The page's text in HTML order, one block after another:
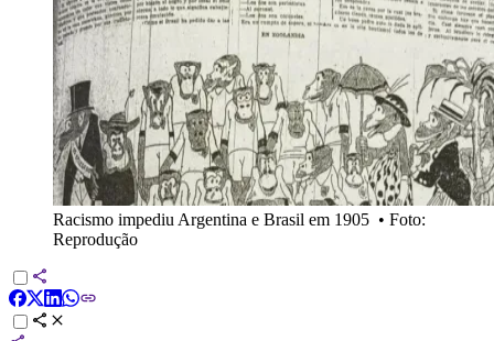
Racismo impediu Argentina e Brasil em 1905 • Foto:
Reprodução